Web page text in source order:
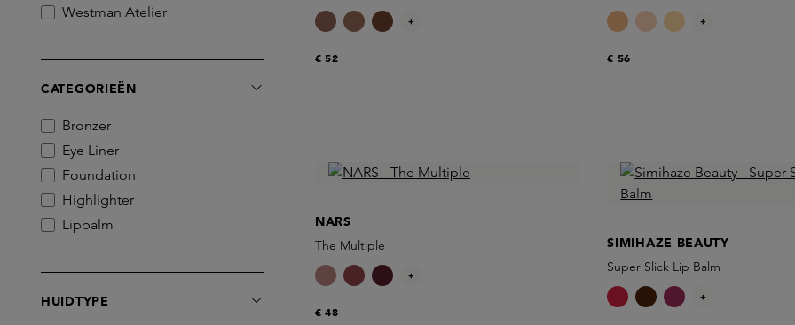
Westman Atelier
CATEGORIEËN
Bronzer
Eye Liner
Foundation
Highlighter
Lipbalm
HUIDTYPE
€ 52
+
€ 56
+
NARS
The Multiple
€ 48
+
SIMIHAZE BEAUTY
Super Slick Lip Balm
+